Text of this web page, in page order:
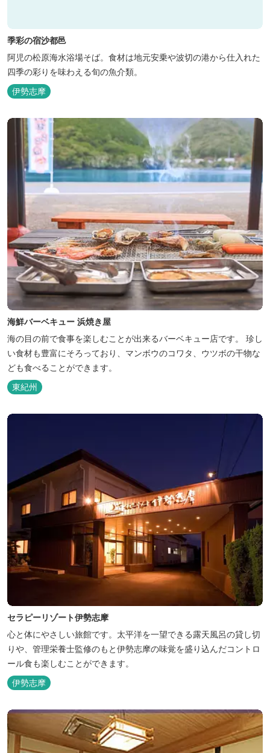
季彩の宿沙都邑
阿児の松原海水浴場そば。食材は地元安乗や波切の港から仕入れた
四季の彩りを味わえる旬の魚介類。
伊勢志摩
海鮮バーベキュー 浜焼き屋
海の目の前で食事を楽しむことが出来るバーベキュー店です。 珍し
い食材も豊富にそろっており、マンボウのコワタ、ウツボの干物な
ども食べることができます。
東紀州
セラピーリゾート伊勢志摩
心と体にやさしい旅館です。太平洋を一望できる露天風呂の貸し切
りや、管理栄養士監修のもと伊勢志摩の味覚を盛り込んだコントロ
ール食も楽しむことができます。
伊勢志摩